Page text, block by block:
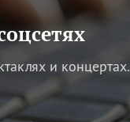
и концертах.